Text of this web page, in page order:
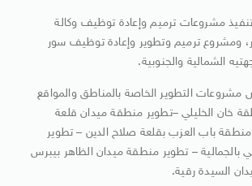
مشروعات ترميم وإعادة توظيف وكالة
ومشروع ترميم وتطوير وإعادة توظيف سور
الشمالية والجنوبية.
التطوير الخاصة بالمناطق والمواقع
خان الخليلي –تطوير منطقة ميدان قلعة
باب العزب بقلعة صلاح الدين – تطوير
– تطوير منطقة ميدان الظاهر بيبرس
السيدة رقية.